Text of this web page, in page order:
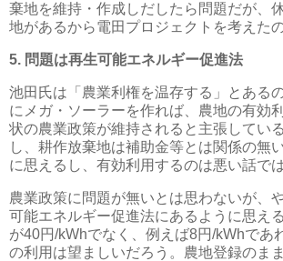
棄地を維持・作成しだしたら問題だが、
地があるから電田プロジェクトを考えた
5. 問題は再生可能エネルギー促進法
池田氏は「農業利権を温存する」とある
にメガ・ソーラーを作れば、農地の有効
状の農業政策が維持されると主張してい
し、耕作放棄地は補助金等とは関係の無
に思えるし、有効利用するのは悪い話では
農業政策に問題が無いとは思わないが、
可能エネルギー促進法にあるように思え
が40円/kWhでなく、例えば8円/kWhであ
の利用は望ましいだろう。農地登録のま